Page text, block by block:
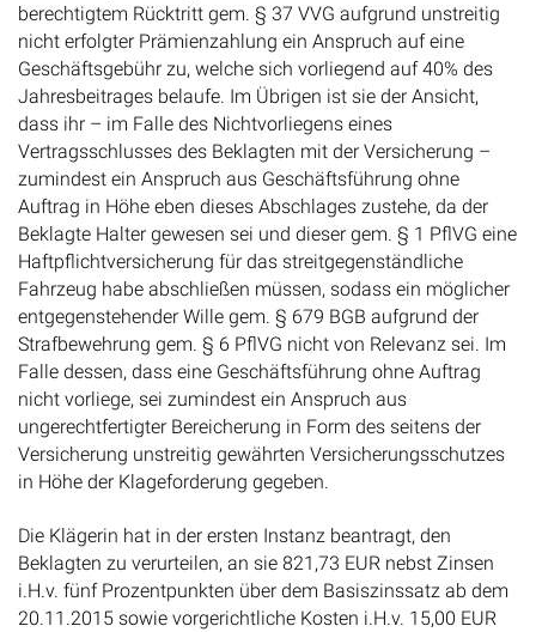
berechtigtem Rücktritt gem. § 37 VVG aufgrund unstreitig
nicht erfolgter Prämienzahlung ein Anspruch auf eine
Geschäftsgebühr zu, welche sich vorliegend auf 40% des
Jahresbeitrages belaufe. Im Übrigen ist sie der Ansicht,
dass ihr – im Falle des Nichtvorliegens eines
Vertragsschlusses des Beklagten mit der Versicherung –
zumindest ein Anspruch aus Geschäftsführung ohne
Auftrag in Höhe eben dieses Abschlages zustehe, da der
Beklagte Halter gewesen sei und dieser gem. § 1 PflVG eine
Haftpflichtversicherung für das streitgegenständliche
Fahrzeug habe abschließen müssen, sodass ein möglicher
entgegenstehender Wille gem. § 679 BGB aufgrund der
Strafbewehrung gem. § 6 PflVG nicht von Relevanz sei. Im
Falle dessen, dass eine Geschäftsführung ohne Auftrag
nicht vorliege, sei zumindest ein Anspruch aus
ungerechtfertigter Bereicherung in Form des seitens der
Versicherung unstreitig gewährten Versicherungsschutzes
in Höhe der Klageforderung gegeben.
Die Klägerin hat in der ersten Instanz beantragt, den
Beklagten zu verurteilen, an sie 821,73 EUR nebst Zinsen
i.H.v. fünf Prozentpunkten über dem Basiszinssatz ab dem
20.11.2015 sowie vorgerichtliche Kosten i.H.v. 15,00 EUR